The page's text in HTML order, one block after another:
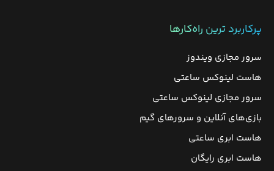
پرکاربرد ترین راه‌کارها
سرور مجازی ویندوز
هاست لینوکس ساعتی
سرور مجازی لینوکس ساعتی
بازی‌های آنلاین و سرورهای گیم
هاست ابری ساعتی
هاست ابری رایگان